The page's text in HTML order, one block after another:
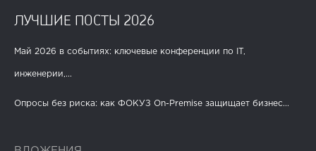
ЛУЧШИЕ ПОСТЫ 2026
Май 2026 в событиях: ключевые конференции по IT,
инженерии,...
Опросы без риска: как ФОКУЗ On-Premise защищает бизнес...